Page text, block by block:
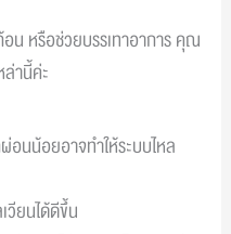
อน หรือช่วยบรรเทาอาการ คุณ
านี้ค่ะ
อนน้อยอาจทำให้ระบบไหล
วียนได้ดีขึ้น